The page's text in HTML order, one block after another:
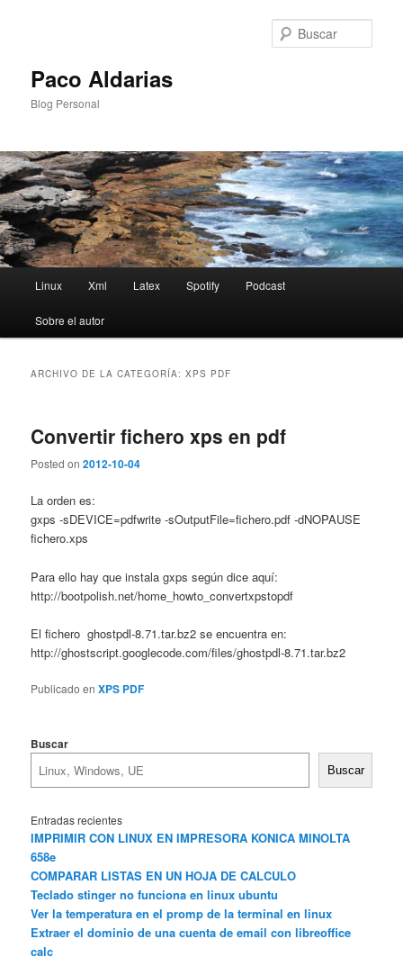
Paco Aldarias
Blog Personal
principal
Linux Xml Latex Spotify Podcast
Sobre el autor
ARCHIVO DE LA CATEGORÍA:XPS PDF
Convertir fichero xps en pdf
Posted on2012-10-04
La orden es:
gxps -sDEVICE=pdfwrite -sOutputFile=fichero.pdf -dNOPAUSE
fichero.xps
Para ello hay que instala gxps según dice aquí:
http://bootpolish.net/home_howto_convertxpstopdf
El fichero ghostpdl-8.71.tar.bz2 se encuentra en:
http://ghostscript.googlecode.com/files/ghostpdl-8.71.tar.bz2
Publicado en XPS PDF
Buscar
Buscar
Entradas recientes
IMPRIMIR CON LINUX EN IMPRESORA KONICA MINOLTA
658e
COMPARAR LISTAS EN UN HOJA DE CALCULO
Teclado stinger no funciona en linux ubuntu
Ver la temperatura en el promp de la terminal en linux
Extraer el dominio de una cuenta de email con libreoffice
calc